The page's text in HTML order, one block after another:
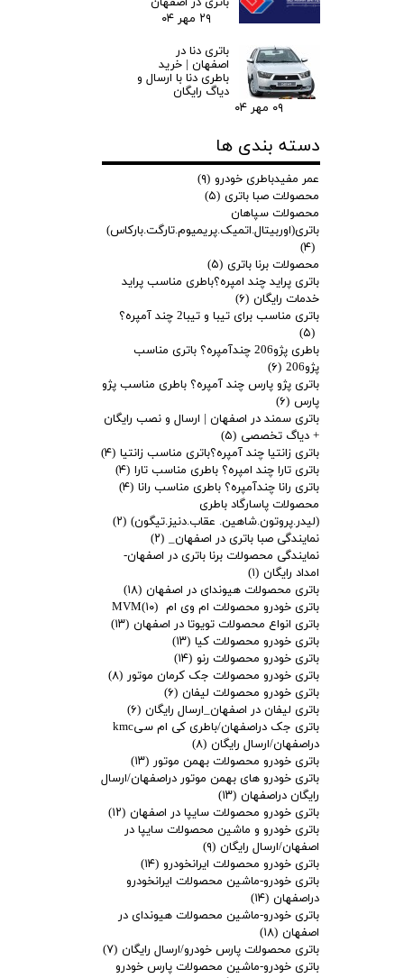
۲۹ مهر ۰۴
باتری دنا در
اصفهان | خرید
باطری دنا با ارسال و
دیاگ رایگان
۰۹ مهر ۰۴
دسته بندی ها
عمر مفیدباطری خودرو (۹)
محصولات صبا باتری (۵)
محصولات سپاهان
باتری(اوربیتال.اتمیک.پریمیوم.تارگت.بارکاس)
(۴)
محصولات برنا باتری (۵)
باتری پراید چند امپره؟باطری مناسب پراید
خدمات رایگان (۶)
باتری مناسب برای تیبا و تیبا2 چند آمپره؟
(۵)
باطری پژو206 چندآمپره؟ باتری مناسب
پژو206
(۶)
باتری پژو پارس چند آمپره؟ باطری مناسب پژو
پارس (۶)
باتری سمند در اصفهان | ارسال و نصب رایگان
+ دیاگ تخصصی (۵)
باتری زانتیا چند آمپره؟باتری مناسب زانتیا (۴)
باتری تارا چند امپره؟ باطری مناسب تارا (۴)
باتری رانا چندآمپره؟ باطری مناسب رانا (۴)
محصولات پاسارگاد باطری
(لیدر.پروتون.شاهین. عقاب.دنیز.تیگون) (۲)
نمایندگی صبا باتری در اصفهان_ (۲)
نمایندگی محصولات برنا باتری در اصفهان-
امداد رایگان (۱)
باتری محصولات هیوندای در اصفهان (۱۸)
باتری خودرو محصولات ام وی ام MVM (۱۰)
باتری انواع محصولات تویوتا در اصفهان (۱۳)
باتری خودرو محصولات کیا (۱۳)
باتری خودرو محصولات رنو (۱۴)
باتری خودرو محصولات جک کرمان موتور (۸)
باتری خودرو محصولات لیفان (۶)
باتری لیفان در اصفهان_ارسال رایگان (۶)
باتری جک دراصفهان/باطری کی ام سیkmc
دراصفهان/ارسال رایگان (۸)
باتری خودرو محصولات بهمن موتور (۱۳)
باتری خودرو های بهمن موتور دراصفهان/ارسال
رایگان دراصفهان (۱۳)
باتری خودرو محصولات سایپا در اصفهان (۱۲)
باتری خودرو و ماشین محصولات سایپا در
اصفهان/ارسال رایگان (۹)
باتری خودرو محصولات ایرانخودرو (۱۴)
باتری خودرو-ماشین محصولات ایرانخودرو
دراصفهان (۱۴)
باتری خودرو-ماشین محصولات هیوندای در
اصفهان (۱۸)
باتری محصولات پارس خودرو/ارسال رایگان (۷)
باتری خودرو-ماشین محصولات پارس خودرو